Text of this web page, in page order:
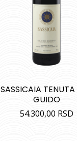
SASSICAIA TENUTA
GUIDO
54.300,00 RSD